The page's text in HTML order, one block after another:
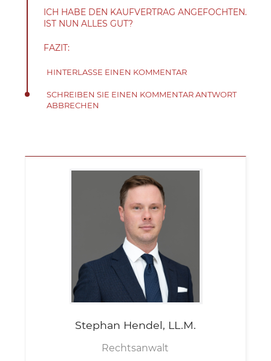
ICH HABE DEN KAUFVERTRAG ANGEFOCHTEN.
IST NUN ALLES GUT?
FAZIT:
HINTERLASSE EINEN KOMMENTAR
SCHREIBEN SIE EINEN KOMMENTAR ANTWORT
ABBRECHEN
Stephan Hendel, LL.M.
Rechtsanwalt